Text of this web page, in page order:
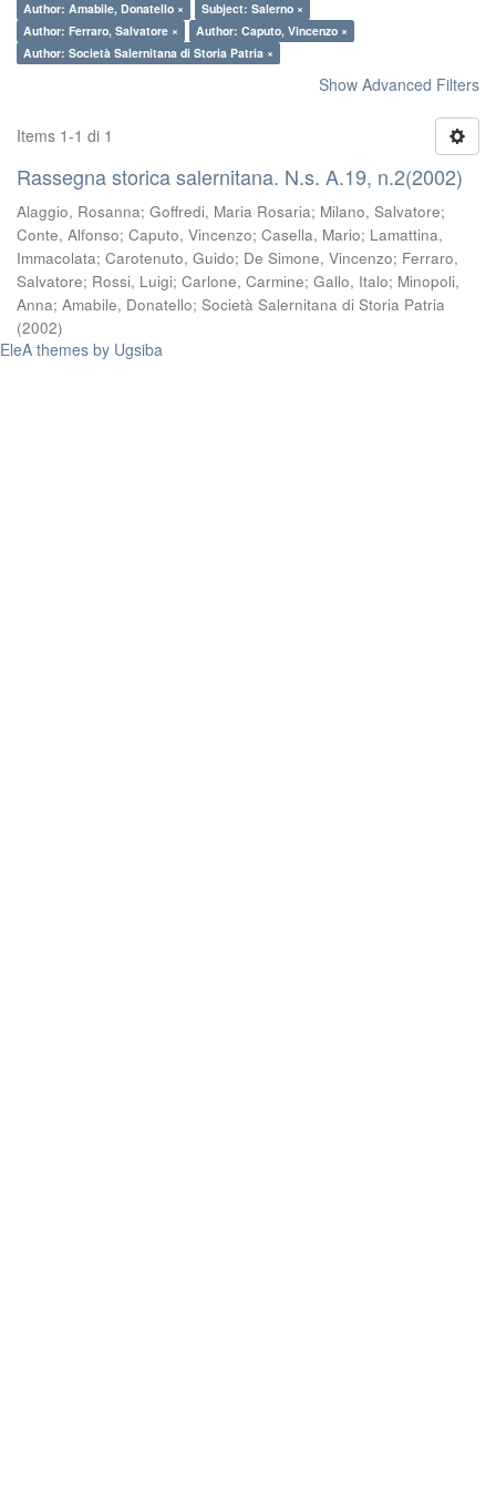
Author: Amabile, Donatello ×
Subject: Salerno ×
Author: Ferraro, Salvatore ×
Author: Caputo, Vincenzo ×
Author: Società Salernitana di Storia Patria ×
Show Advanced Filters
Items 1-1 di 1
Rassegna storica salernitana. N.s. A.19, n.2(2002)
Alaggio, Rosanna; Goffredi, Maria Rosaria; Milano, Salvatore;
Conte, Alfonso; Caputo, Vincenzo; Casella, Mario; Lamattina,
Immacolata; Carotenuto, Guido; De Simone, Vincenzo; Ferraro,
Salvatore; Rossi, Luigi; Carlone, Carmine; Gallo, Italo; Minopoli,
Anna; Amabile, Donatello; Società Salernitana di Storia Patria
(2002)
EleA themes by Ugsiba